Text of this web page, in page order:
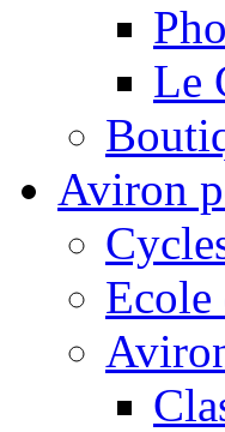
Le
Aviron
Ecole